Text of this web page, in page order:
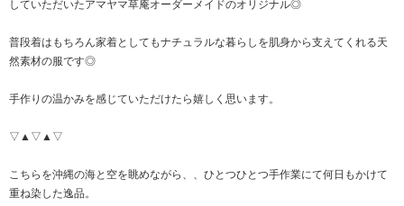
していただいたアマヤマ草庵オーダーメイドのオリジナル◎
普段着はもちろん家着としてもナチュラルな暮らしを肌身から支えてくれる天
然素材の服です◎
手作りの温かみを感じていただけたら嬉しく思います。
▽▲▽▲▽
こちらを沖縄の海と空を眺めながら、、ひとつひとつ手作業にて何日もかけて
重ね染した逸品。